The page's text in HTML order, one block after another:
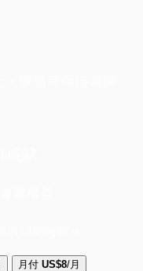
月付 US$8/月